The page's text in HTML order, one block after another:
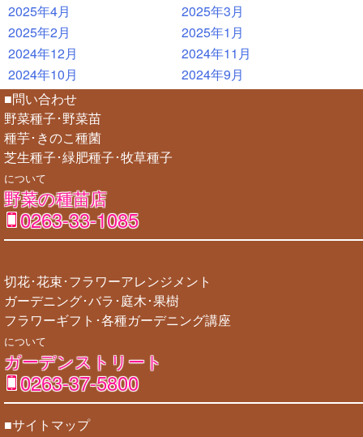
2025年4月
2025年3月
2025年2月
2025年1月
2024年12月
2024年11月
2024年10月
2024年9月
■問い合わせ
野菜種子･野菜苗
種芋･きのこ種菌
芝生種子･緑肥種子･牧草種子
について
野菜の種苗店
0263-33-1085
切花･花束･フラワーアレンジメント
ガーデニング･バラ･庭木･果樹
フラワーギフト･各種ガーデニング講座
について
ガーデンストリート
0263-37-5800
■サイトマップ